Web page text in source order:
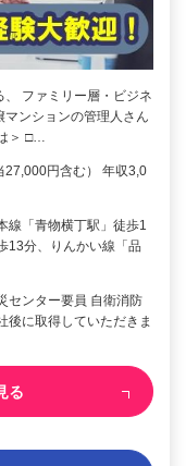
ファミリー層・ビジネ
ンションの管理人さん
＞ □…
27,000円含む） 年収3,0
線「青物横丁駅」徒歩1
13分、りんかい線「品
センター要員 自衛消防
に取得していただきま
る